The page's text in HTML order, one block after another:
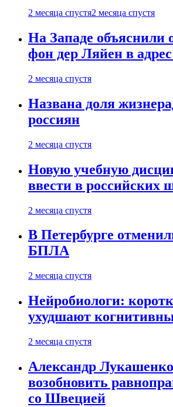
2 месяца спустя2 месяца спустя
На Западе объяснили
фон дер Ляйен в
2 месяца спустя
Названа доля
россиян
2 месяца спустя
Новую учебную
ввести в российских
2 месяца спустя
В Петербурге
БПЛА
2 месяца спустя
Нейробиологи:
ухудшают
2 месяца спустя
Александр Лукашенко
возобновить
со Швецией